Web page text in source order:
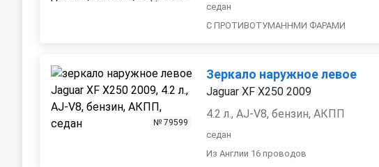
седан
С ПРОТИВОТУМАННМИ ФАРАМИ
№ 79599
Зеркало наружное левое
Jaguar XF X250 2009
4.2 л., AJ-V8, бензин, АКПП
седан
Из Англии 16 проводов